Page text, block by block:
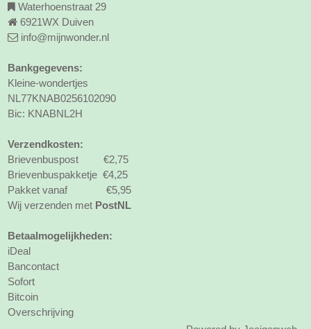
Waterhoenstraat 29
6921WX Duiven
info@mijnwonder.nl
Bankgegevens:
Kleine-wondertjes
NL77KNAB0256102090
Bic: KNABNL2H
Verzendkosten:
Brievenbuspost €2,75
Brievenbuspakketje €4,25
Pakket vanaf €5,95
Wij verzenden met PostNL
Betaalmogelijkheden:
iDeal
Bancontact
Sofort
Bitcoin
Overschrijving